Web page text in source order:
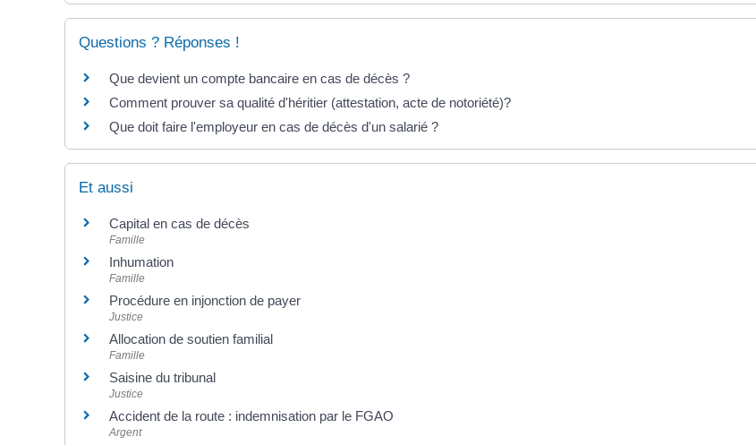
Questions ? Réponses !
Que devient un compte bancaire en cas de décès ?
Comment prouver sa qualité d'héritier (attestation, acte de notoriété)?
Que doit faire l'employeur en cas de décès d'un salarié ?
Et aussi
Capital en cas de décès
Famille
Inhumation
Famille
Procédure en injonction de payer
Justice
Allocation de soutien familial
Famille
Saisine du tribunal
Justice
Accident de la route : indemnisation par le FGAO
Argent